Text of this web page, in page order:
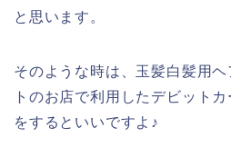
と思います。
そのような時は、玉髪白髪用
トのお店で利用したデビット
をするといいですよ♪